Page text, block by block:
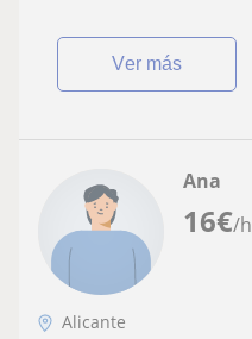
ver más
16€/h
Ana
Alicante